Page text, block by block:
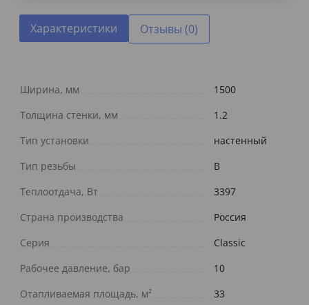
Характеристики Отзывы (0)
Ширина, мм
1500
Толщина стенки, мм
1.2
Тип установки
настенный
Тип резьбы
В
Теплоотдача, Вт
3397
Страна производства
Россия
Серия
Classic
Рабочее давление, бар
10
Отапливаемая площадь, м²
33